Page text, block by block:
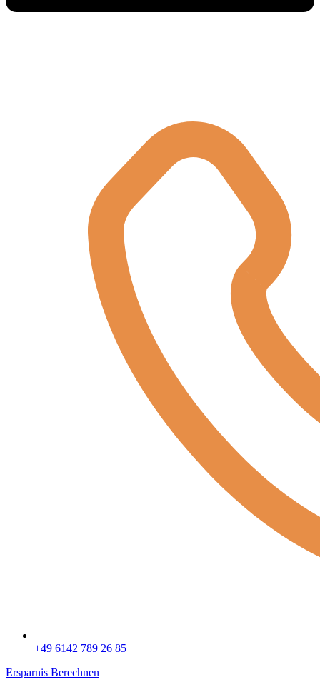
+49 6142 789 26 85
Ersparnis Berechnen